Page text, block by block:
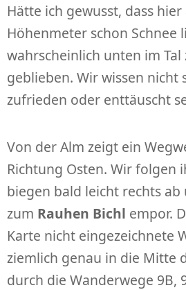
Hätte ich gewusst, dass
Höhenmeter schon Schnee
wahrscheinlich unten im
geblieben. Wir wissen nicht
zufrieden oder enttäuscht
Von der Alm zeigt ein
Richtung Osten. Wir folgen
biegen bald leicht rechts ab
zum Rauhen Bichl empor.
Karte nicht eingezeichnete
ziemlich genau in die Mitte
durch die Wanderwege 9B,